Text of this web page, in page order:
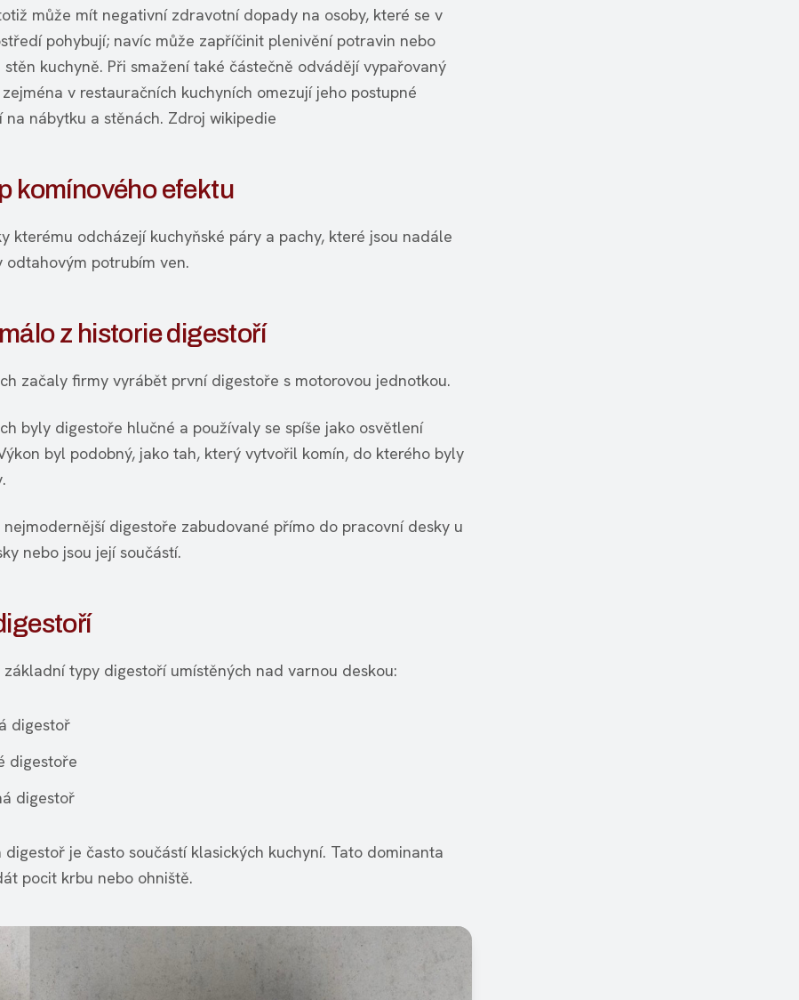
může mít negativní zdravotní dopady na osoby, které se v
pohybují; navíc může zapříčinit plenivění potravin nebo
stěn kuchyně. Při smažení také částečně odvádějí vypařovaný
v restauračních kuchyních omezují jeho postupné
na nábytku a stěnách. Zdroj wikipedie
komínového efektu
kterému odcházejí kuchyňské páry a pachy, které jsou nadále
odtahovým potrubím ven.
z historie digestoří
začaly firmy vyrábět první digestoře s motorovou jednotkou.
byly digestoře hlučné a používaly se spíše jako osvětlení
byl podobný, jako tah, který vytvořil komín, do kterého byly
nejmodernější digestoře zabudované přímo do pracovní desky u
nebo jsou její součástí.
základní typy digestoří umístěných nad varnou deskou:
digestoř
digestoře
digestoř
digestoř je často součástí klasických kuchyní. Tato dominanta
pocit krbu nebo ohniště.